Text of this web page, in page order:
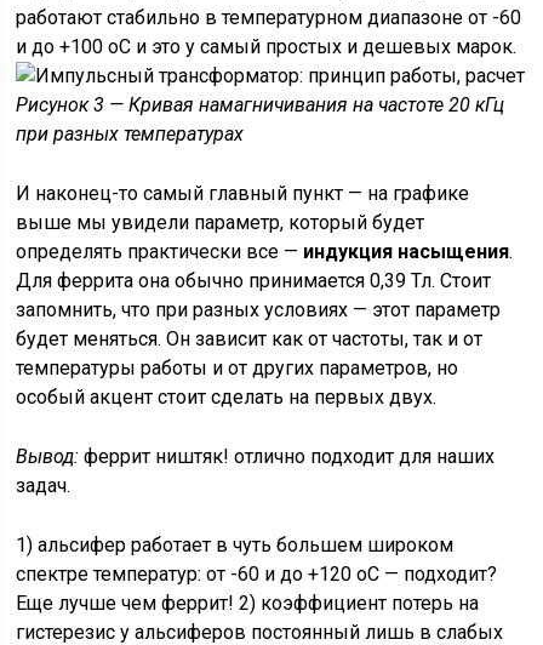
работают стабильно в температурном диапазоне от -60
и до +100 оС и это у самый простых и дешевых марок.
Рисунок 3 — Кривая намагничивания на частоте 20 кГц
при разных температурах
И наконец-то самый главный пункт — на графике
выше мы увидели параметр, который будет
определять практически все — индукция насыщения.
Для феррита она обычно принимается 0,39 Тл. Стоит
запомнить, что при разных условиях — этот параметр
будет меняться. Он зависит как от частоты, так и от
температуры работы и от других параметров, но
особый акцент стоит сделать на первых двух.
Вывод: феррит ништяк! отлично подходит для наших
задач.
1) альсифер работает в чуть большем широком
спектре температур: от -60 и до +120 оС — подходит?
Еще лучше чем феррит! 2) коэффициент потерь на
гистерезис у альсиферов постоянный лишь в слабых